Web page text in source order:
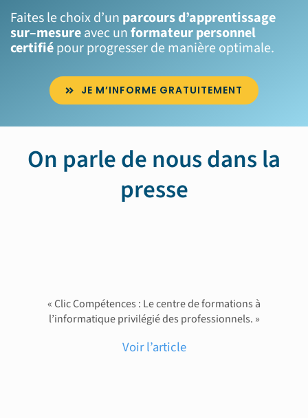
Faitesle choix d’un parcours d’apprentissage
sur–mesureavec unformateur personnel
certifiépour progresser de manière optimale.
JE M’INFORME GRATUITEMENT
On parle de nous dans la
presse
« Clic Compétences : Le centre de formations à
l’informatique privilégié des professionnels. »
Voir l’article